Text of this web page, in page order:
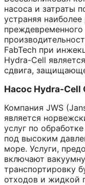
насоса и затраты
устраняя
FabTech при
Hydra-Cell
сдвига,
Насос Hydra-Cell
Компания JWS
является
услуг по
под высоким
море. Услуги,
включают
транспортировку
отходов и жидкой